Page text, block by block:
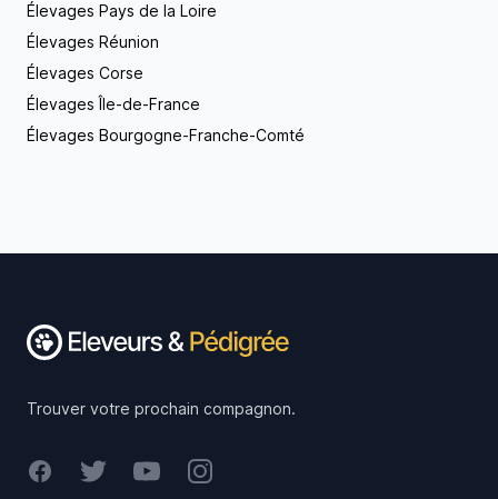
Élevages Pays de la Loire
Élevages Réunion
Élevages Corse
Élevages Île-de-France
Élevages Bourgogne-Franche-Comté
Trouver votre prochain compagnon.
FacebookTwitterYoutubeInstagram